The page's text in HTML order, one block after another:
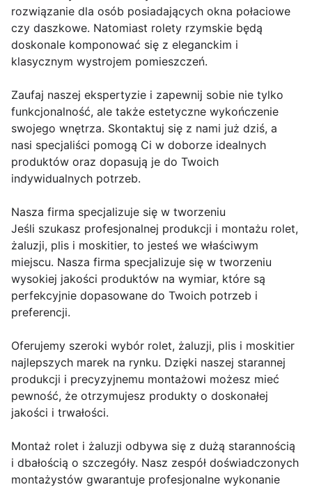
rozwiązanie dla osób posiadających okna połaciowe
czy daszkowe. Natomiast rolety rzymskie będą
doskonale komponować się z eleganckim i
klasycznym wystrojem pomieszczeń.
Zaufaj naszej ekspertyzie i zapewnij sobie nie tylko
funkcjonalność, ale także estetyczne wykończenie
swojego wnętrza. Skontaktuj się z nami już dziś, a
nasi specjaliści pomogą Ci w doborze idealnych
produktów oraz dopasują je do Twoich
indywidualnych potrzeb.
Nasza firma specjalizuje się w tworzeniu
Jeśli szukasz profesjonalnej produkcji i montażu rolet,
żaluzji, plis i moskitier, to jesteś we właściwym
miejscu. Nasza firma specjalizuje się w tworzeniu
wysokiej jakości produktów na wymiar, które są
perfekcyjnie dopasowane do Twoich potrzeb i
preferencji.
Oferujemy szeroki wybór rolet, żaluzji, plis i moskitier
najlepszych marek na rynku. Dzięki naszej starannej
produkcji i precyzyjnemu montażowi możesz mieć
pewność, że otrzymujesz produkty o doskonałej
jakości i trwałości.
Montaż rolet i żaluzji odbywa się z dużą starannością
i dbałością o szczegóły. Nasz zespół doświadczonych
montażystów gwarantuje profesjonalne wykonanie